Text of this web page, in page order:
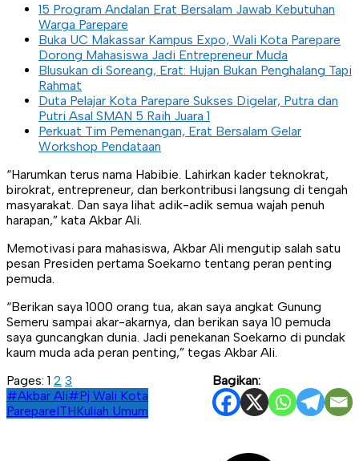
15 Program Andalan Erat Bersalam Jawab Kebutuhan
Warga Parepare
Buka UC Makassar Kampus Expo, Wali Kota Parepare
Dorong Mahasiswa Jadi Entrepreneur Muda
Blusukan di Soreang, Erat: Hujan Bukan Penghalang Tapi
Rahmat
Duta Pelajar Kota Parepare Sukses Digelar, Putra dan
Putri Asal SMAN 5 Raih Juara 1
Perkuat Tim Pemenangan, Erat Bersalam Gelar
Workshop Pendataan
“Harumkan terus nama Habibie. Lahirkan kader teknokrat,
birokrat, entrepreneur, dan berkontribusi langsung di tengah
masyarakat. Dan saya lihat adik-adik semua wajah penuh
harapan,” kata Akbar Ali.
Memotivasi para mahasiswa, Akbar Ali mengutip salah satu
pesan Presiden pertama Soekarno tentang peran penting
pemuda.
“Berikan saya 1000 orang tua, akan saya angkat Gunung
Semeru sampai akar-akarnya, dan berikan saya 10 pemuda
saya guncangkan dunia. Jadi penekanan Soekarno di pundak
kaum muda ada peran penting,” tegas Akbar Ali.
Bagikan:
Pages: 1 2 3
#Akbar Ali#Pj Wali Kota
ParepareITHKuliah Umum